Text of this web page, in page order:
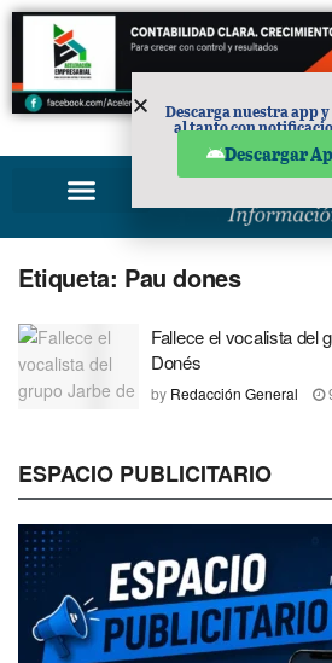
PUBLICIDAD
Etiqueta: Pau dones
Fallece el vocalista del
Donés
by Redacción General
ESPACIO PUBLICITARIO
Descarga nuestra app
al tanto con
Descargar